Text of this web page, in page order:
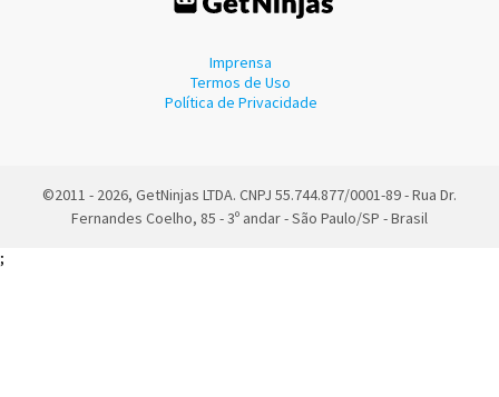
Imprensa
Termos de Uso
Política de Privacidade
©2011 - 2026, GetNinjas LTDA. CNPJ 55.744.877/0001-89 - Rua Dr.
Fernandes Coelho, 85 - 3º andar - São Paulo/SP - Brasil
;